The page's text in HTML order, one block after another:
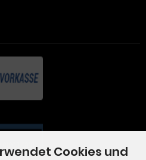
Cookies und